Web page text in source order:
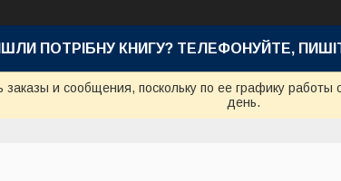
ПОТРІБНУ КНИГУ? ТЕЛЕФОНУЙТЕ,
и сообщения, поскольку по ее графику
день.